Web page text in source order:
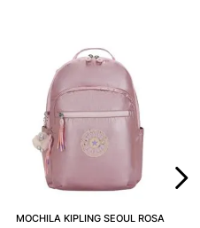
MOCHILA KIPLING SEOUL ROSA